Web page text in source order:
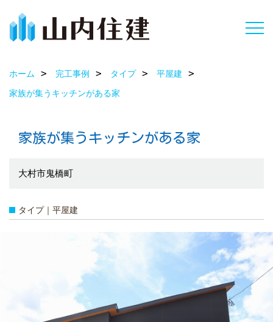
ホーム 完工事例 タイプ
平屋建
家族が集うキッチンがある家
家族が集うキッチンがある家
大村市鬼橋町
タイプ｜平屋建